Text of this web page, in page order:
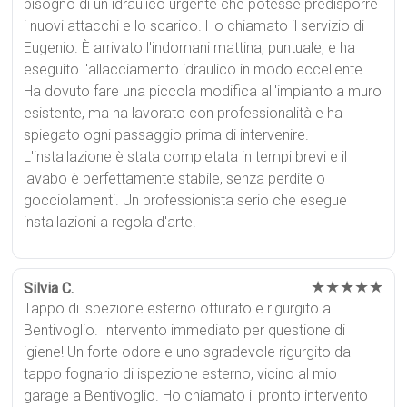
bisogno di un idraulico urgente che potesse predisporre
i nuovi attacchi e lo scarico. Ho chiamato il servizio di
Eugenio. È arrivato l'indomani mattina, puntuale, e ha
eseguito l'allacciamento idraulico in modo eccellente.
Ha dovuto fare una piccola modifica all'impianto a muro
esistente, ma ha lavorato con professionalità e ha
spiegato ogni passaggio prima di intervenire.
L'installazione è stata completata in tempi brevi e il
lavabo è perfettamente stabile, senza perdite o
gocciolamenti. Un professionista serio che esegue
installazioni a regola d'arte.
Silvia C. ★★★★★
Tappo di ispezione esterno otturato e rigurgito a
Bentivoglio. Intervento immediato per questione di
igiene! Un forte odore e uno sgradevole rigurgito dal
tappo fognario di ispezione esterno, vicino al mio
garage a Bentivoglio. Ho chiamato il pronto intervento